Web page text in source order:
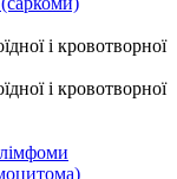
і кровотворної
і кровотворної
лімфоми